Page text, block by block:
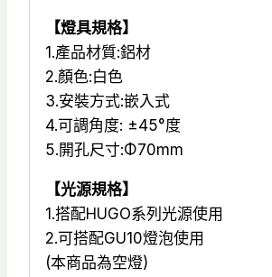
【燈具規格】
1.產品材質:鋁材
2.顏色:白色
3.安裝方式:嵌入式
4.可調角度: ±45°度
5.開孔尺寸:Φ70mm
【光源規格】
1.搭配HUGO系列光源使用
2.可搭配GU10燈泡使用
(本商品為空燈)